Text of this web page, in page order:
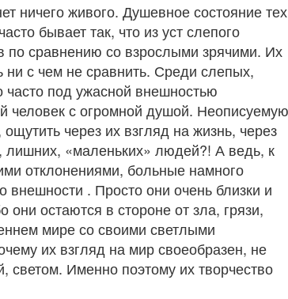
ничего живого. Душевное состояние тех
бывает так, что из уст слепого
сравнению со взрослыми зрячими. Их
ни с чем не сравнить. Среди слепых,
под ужасной внешностью
человек с огромной душой. Неописуемую
через их взгляд на жизнь, через
лишних, «маленьких» людей?! А ведь, к
отклонениями, больные намного
внешности . Просто они очень близки и
остаются в стороне от зла, грязи,
мире со своими светлыми
их взгляд на мир своеобразен, не
светом. Именно поэтому их творчество